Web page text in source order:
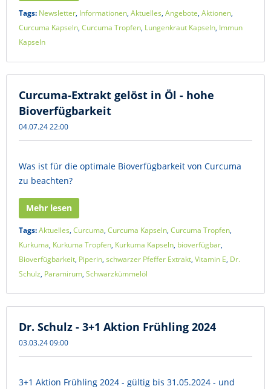
Tags: Newsletter, Informationen, Aktuelles, Angebote, Aktionen,
Curcuma Kapseln, Curcuma Tropfen, Lungenkraut Kapseln, Immun
Kapseln
Curcuma-Extrakt gelöst in Öl - hohe
Bioverfügbarkeit
04.07.24 22:00
Was ist für die optimale Bioverfügbarkeit von Curcuma
zu beachten?
Mehr lesen
Tags:Aktuelles, Curcuma, Curcuma Kapseln, Curcuma Tropfen,
Kurkuma, Kurkuma Tropfen, Kurkuma Kapseln, bioverfügbar,
Bioverfügbarkeit, Piperin, schwarzer Pfeffer Extrakt, Vitamin E, Dr.
Schulz, Paramirum, Schwarzkümmelöl
Dr. Schulz - 3+1 Aktion Frühling 2024
03.03.24 09:00
3+1 Aktion Frühling 2024 - gültig bis 31.05.2024 - und